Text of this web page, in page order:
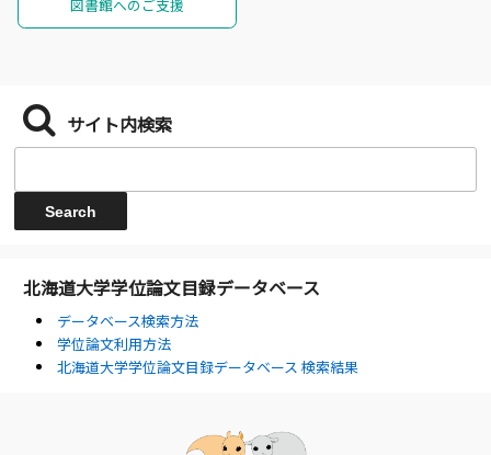
図書館へのご支援
サイト内検索
北海道大学学位論文目録データベース
データベース検索方法
学位論文利用方法
北海道大学学位論文目録データベース 検索結果